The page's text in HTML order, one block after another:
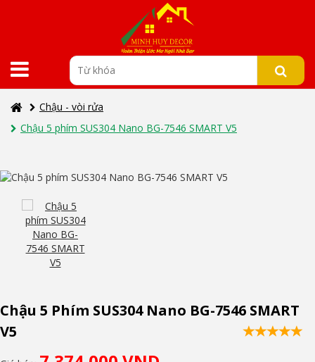
Chậu - vòi rửa
Chậu 5 phím SUS304 Nano BG-7546 SMART V5
Chậu 5 Phím SUS304 Nano BG-7546 SMART
V5